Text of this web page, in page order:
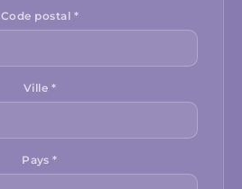
Code postal *
Ville *
Pays *